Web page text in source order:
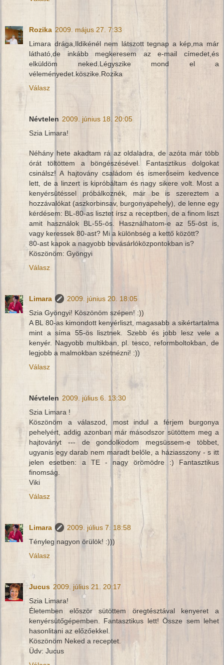
Rozika 2009. május 27. 7:33
Limara drága,Ildikénél nem látszott tegnap a kép,ma már
látható,de inkább megkeresem az e-mail címedet,és
elküldöm neked.Légyszike mond el a
véleményedet.köszike.Rozika
Válasz
Névtelen 2009. június 18. 20:05
Szia Limara!
Néhány hete akadtam rá az oldaladra, de azóta már több
órát töltöttem a böngészésével. Fantasztikus dolgokat
csinálsz! A hajtovány családom és ismerőseim kedvence
lett, de a linzert is kipróbáltam és nagy sikere volt. Most a
kenyérsütéssel próbálkoznék, már be is szereztem a
hozzávalókat (aszkorbinsav, burgonyapehely), de lenne egy
kérdésem: BL-80-as lisztet írsz a receptben, de a finom liszt
amit használok BL-55-ös. Használhatom-e az 55-öst is,
vagy keressek 80-ast? Mi a különbség a kettő között?
80-ast kapok a nagyobb bevásárlóközpontokban is?
Köszönöm: Gyöngyi
Válasz
Limara
2009. június 20. 18:05
Szia Gyöngyi! Köszönöm szépen! :))
A BL 80-as kimondott kenyérliszt, magasabb a sikértartalma
mint a síma 55-ös lisztnek. Szebb és jobb lesz vele a
kenyér. Nagyobb multikban, pl. tesco, reformboltokban, de
legjobb a malmokban szétnézni! :))
Válasz
Névtelen 2009. július 6. 13:30
Szia Limara !
Köszönöm a válaszod, most indul a férjem burgonya
pehelyért, addig azonban már másodszor sütöttem meg a
hajtoványt --- de gondolkodom megsüssem-e többet,
ugyanis egy darab nem maradt belőle, a háziasszony - s itt
jelen esetben: a TE - nagy örömödre :) Fantasztikus
finomság.
Viki
Válasz
Limara
2009. július 7. 18:58
Tényleg nagyon örülök! :)))
Válasz
Jucus 2009. július 21. 20:17
Szia Limara!
Életemben először sütöttem öregtésztával kenyeret a
kenyérsütőgépemben. Fantasztikus lett! Össze sem lehet
hasonlitani az előzőekkel.
Köszönöm Neked a receptet.
Üdv: Jucus